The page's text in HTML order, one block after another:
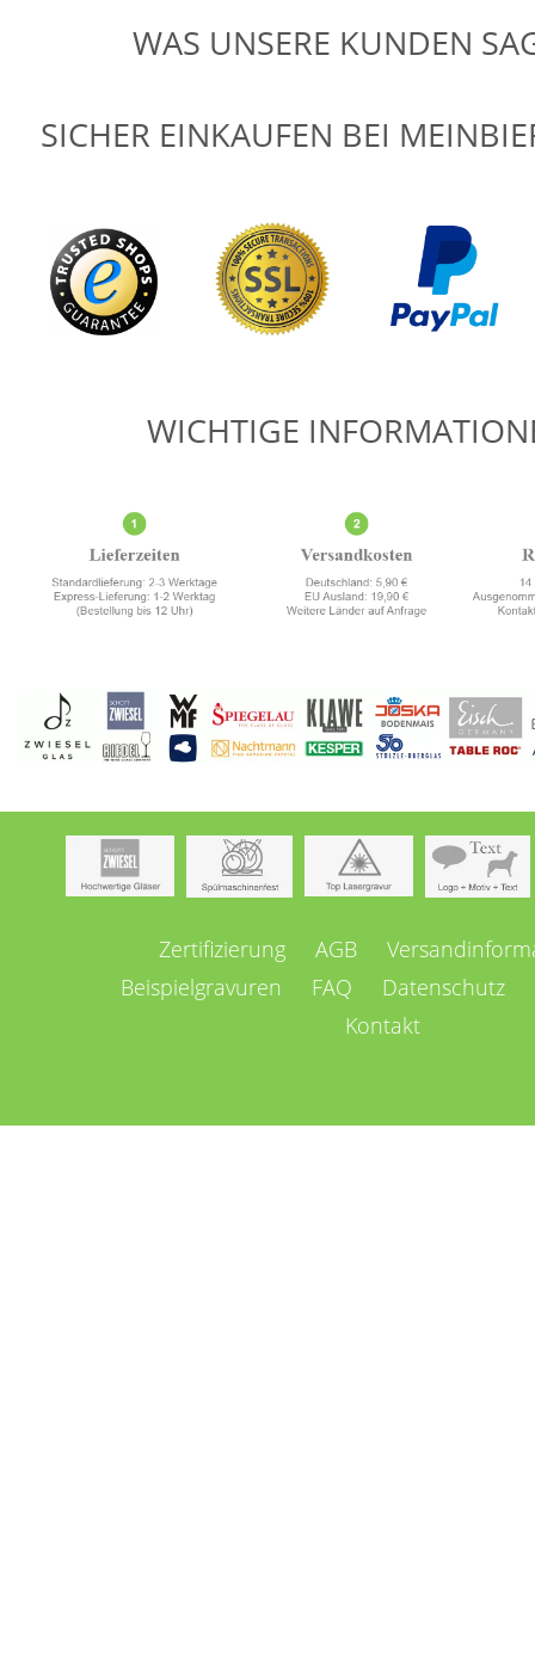
WAS UNSERE KUNDEN
SICHER EINKAUFEN BEI
WICHTIGE
überspringen
Zertifizierung AGB
Beispielgravuren
FAQ Datenschutz
Kontakt